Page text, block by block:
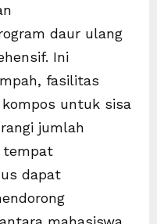
daur ulang
Ini
fasilitas
untuk sisa
jumlah
tempat
dapat